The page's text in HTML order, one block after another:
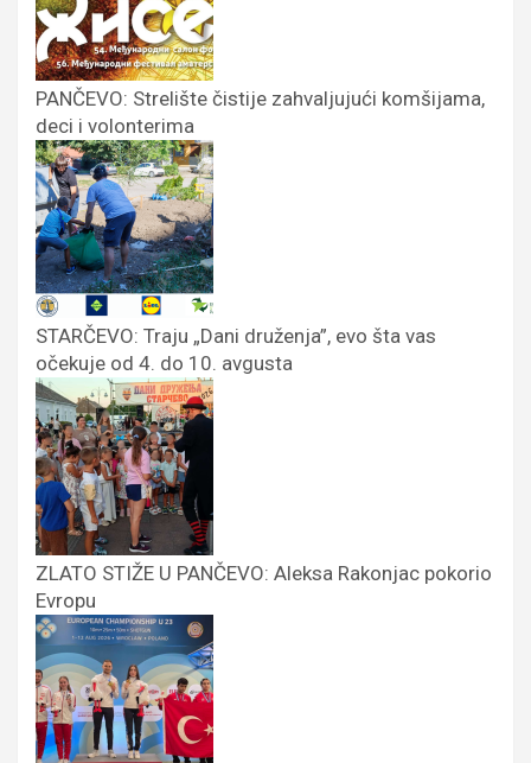
PANČEVO: Strelište čistije zahvaljujući komšijama,
deci i volonterima
STARČEVO: Traju „Dani druženja”, evo šta vas
očekuje od 4. do 10. avgusta
ZLATO STIŽE U PANČEVO: Aleksa Rakonjac pokorio
Evropu